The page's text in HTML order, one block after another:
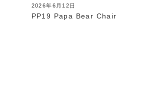
2026年6月12日
PP19 Papa Bear Chair